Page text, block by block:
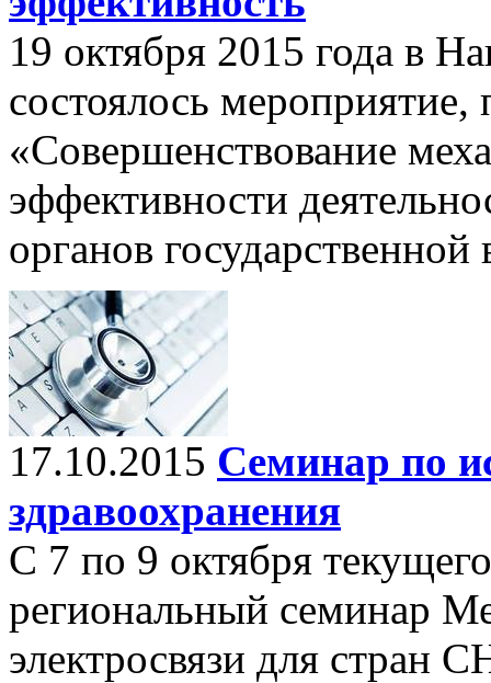
19 октября 2015 года в
состоялось
«Совершенствование
эффективности
органов
17.10.2015 Семинар по
здравоохранения
С 7 по 9 октября
региональный семинар
электросвязи для стран